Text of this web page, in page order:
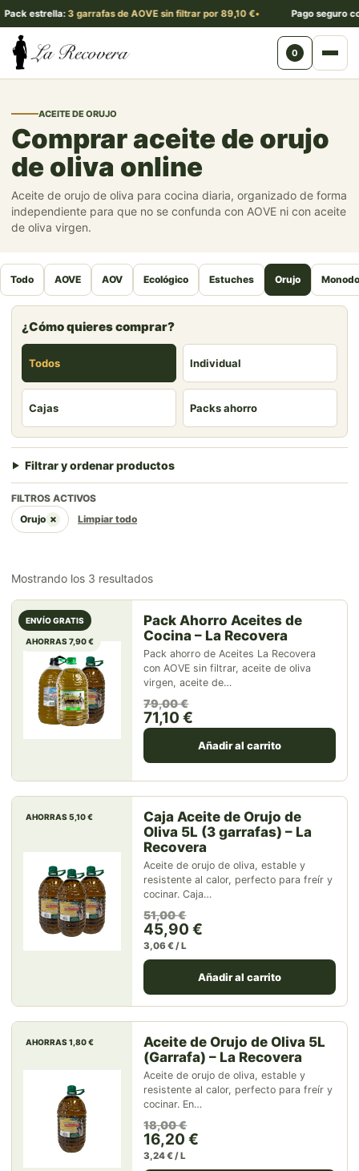
estrella:3 garrafas de AOVE sin filtrar por 89,10 € Pago seguro
0
ACEITE DE ORUJO
Comprar aceite de orujo
de oliva online
Aceite de orujo de oliva para cocina diaria, organizado de forma
independiente para que no se confunda con AOVE ni con aceite
de oliva virgen.
Todo AOVE AOV Ecológico Estuches Orujo
¿Cómo quieres comprar?
Todos Individual
Cajas Packs ahorro
Filtrar y ordenar productos
FILTROS ACTIVOS
Orujo × Limpiar todo
Mostrando los 3 resultados
ENVÍO GRATIS
AHORRAS 7,90 €
Pack Ahorro Aceites de
Cocina – La Recovera
Pack ahorro de Aceites La Recovera
con AOVE sin filtrar, aceite de oliva
virgen, aceite de…
79,00€
El precio original era: 79,00
71,10€
El precio actual es: 71,10 €.
Añadir al carrito
AHORRAS 5,10 €
Caja Aceite de Orujo de
Oliva 5L (3 garrafas) – La
Recovera
Aceite de orujo de oliva, estable y
resistente al calor, perfecto para freír y
cocinar. Caja…
51,00€
El precio original era: 51,00
45,90€
El precio actual es: 45,90 €.
3,06 € / L
Añadir al carrito
AHORRAS 1,80 €
Aceite de Orujo de Oliva 5L
(Garrafa) – La Recovera
Aceite de orujo de oliva, estable y
resistente al calor, perfecto para freír y
cocinar. En…
18,00€
El precio original era: 18,00
16,20€
El precio actual es: 16,20 €.
3,24 € / L